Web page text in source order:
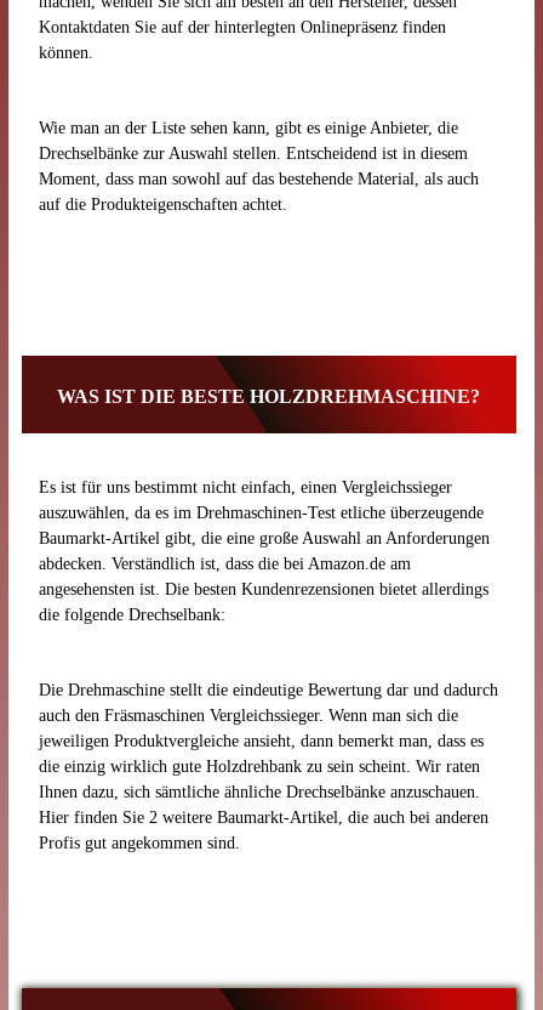
Kontaktdaten Sie auf der hinterlegten Onlinepräsenz finden
können.
Wie man an der Liste sehen kann, gibt es einige Anbieter, die
Drechselbänke zur Auswahl stellen. Entscheidend ist in diesem
Moment, dass man sowohl auf das bestehende Material, als auch
auf die Produkteigenschaften achtet.
WAS IST DIE BESTE HOLZDREHMASCHINE?
Es ist für uns bestimmt nicht einfach, einen Vergleichssieger
auszuwählen, da es im Drehmaschinen-Test etliche überzeugende
Baumarkt-Artikel gibt, die eine große Auswahl an Anforderungen
abdecken. Verständlich ist, dass die bei Amazon.de am
angesehensten ist. Die besten Kundenrezensionen bietet allerdings
die folgende Drechselbank:
Die Drehmaschine stellt die eindeutige Bewertung dar und dadurch
auch den Fräsmaschinen Vergleichssieger. Wenn man sich die
jeweiligen Produktvergleiche ansieht, dann bemerkt man, dass es
die einzig wirklich gute Holzdrehbank zu sein scheint. Wir raten
Ihnen dazu, sich sämtliche ähnliche Drechselbänke anzuschauen.
Hier finden Sie 2 weitere Baumarkt-Artikel, die auch bei anderen
Profis gut angekommen sind.